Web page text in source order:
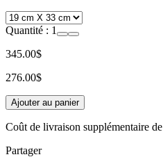
Quantité : 1
345.00$
276.00$
Ajouter au panier
Coût de livraison supplémentaire de
Partager